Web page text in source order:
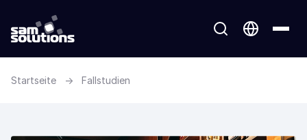
Startseite → Fallstudien